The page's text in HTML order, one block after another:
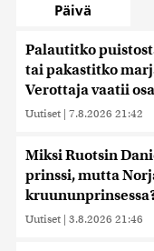
Päivä
Palautitko
tai pakastitko
Verottaja vaatii
Uutiset | 7.8.2026 21:42
Miksi Ruotsin
prinssi, mutta
Uutiset | 3.8.2026 21:46